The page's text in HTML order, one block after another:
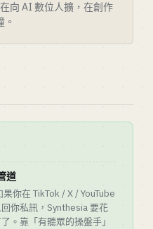
向 AI 數位人擴，在創作
道
你在 TikTok / X / YouTube
你私訊，Synthesia 要花
。靠「有聽眾的操盤手」